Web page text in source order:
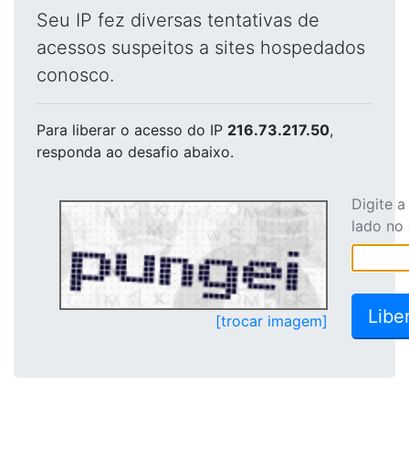
Seu IP fez diversas tentativas de
acessos suspeitos a sites hospedados
conosco.
Para liberar o acesso do IP 216.73.217.50,
responda ao desafio abaixo.
[trocar imagem]
Digite
lado no